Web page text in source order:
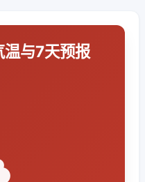
与7天预报